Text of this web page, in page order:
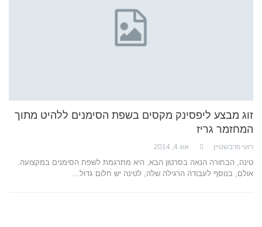
זוג מבצע ליפסינק מקסים בשפת הסימנים ללהיט מתוך
המחזמר גריז
רועי פרבשטיין אוג 4, 2014
טינה, הבחורה הנאה בסרטון הבא, היא מתרגמת לשפת הסימנים במקצועה.
אולם, בנוסף לעבודה הרגילה שלה, לטינה יש חלום גדול…